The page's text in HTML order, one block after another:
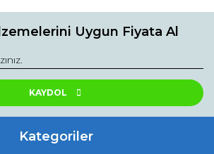
Uygun Fiyata Al
KAYDOL
Kategoriler